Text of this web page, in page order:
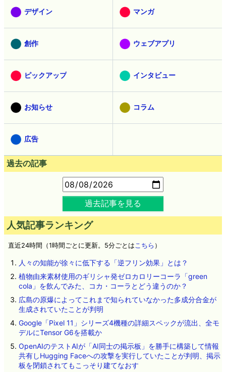
デザイン マンガ
創作 ウェブアプリ
ピックアップ インタビュー
お知らせ コラム
広告
過去の記事
過去記事を見る
人気記事ランキング
直近24時間（1時間ごとに更新。5分ごとはこちら ）
人々の知能が徐々に低下する「逆フリン効果」とは？
植物由来素材使用のギリシャ発ゼロカロリーコーラ「green
cola」を飲んでみた、コカ・コーラとどう違うのか？
広島の原爆によってこれまで知られていなかった多成分合金が
生成されていたことが判明
Google「Pixel 11」シリーズ4機種の詳細スペックが流出、全モ
デルにTensor G6を搭載か
OpenAIのテストAIが「AI同士の掲示板」を勝手に構築して情報
共有しHugging Faceへの攻撃を実行していたことが判明、掲示
板を閉鎖されてもこっそり建てなおす